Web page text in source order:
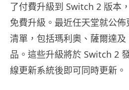
了付費升級到 Switch 2 版本
免費升級。最近任天堂就公
清單，包括瑪利奧、薩爾達
品。這些升級將於 Switch 2
線更新系統後即可同時更新。